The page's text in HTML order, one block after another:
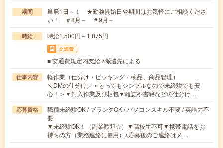
期間
単発1日～！ ★勤務開始日や期間はお気軽にご相談くださ
い！ ＃8月～ ＃9月～
時給 時給1,500円～1,875円
交通費
■ 交通費規定内支給 ※派遣先による
仕事内容
軽作業（仕分け・ピッキング・検品、商品管理）
＼DMの仕分け／＜とってもシンプルなので未経験でも安
心！＞▼封入作業及び梱包▼雑誌や書籍などの仕分け…
応募資格
職種未経験OK / ブランクOK / パソコンスキル不要 / 英語力不
要
▼未経験OK！（副業歓迎☆）▼高校生不可▼携帯電話をお
持ちの方（業務連絡に使用）※応募後のご連絡はメ…